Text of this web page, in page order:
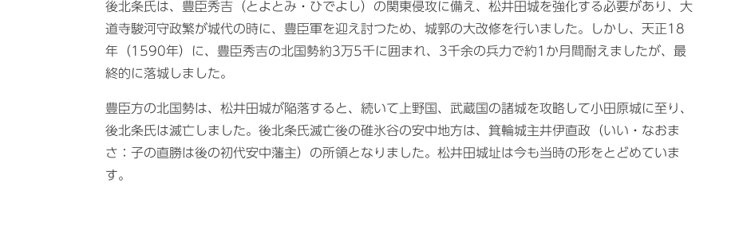
後北条氏は、豊臣秀吉（とよとみ・ひでよし）の関東侵攻に備え、松井田城を強化する必要があり、大
道寺駿河守政繁が城代の時に、豊臣軍を迎え討つため、城郭の大改修を行いました。しかし、天正18
年（1590年）に、豊臣秀吉の北国勢約3万5千に囲まれ、3千余の兵力で約1か月間耐えましたが、最
終的に落城しました。
豊臣方の北国勢は、松井田城が陥落すると、続いて上野国、武蔵国の諸城を攻略して小田原城に至り、
後北条氏は滅亡しました。後北条氏滅亡後の碓氷谷の安中地方は、箕輪城主井伊直政（いい・なおま
さ：子の直勝は後の初代安中藩主）の所領となりました。松井田城址は今も当時の形をとどめていま
す。